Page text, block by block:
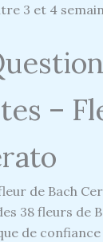
3 et 4
–
de Bach
38 fleurs de
de